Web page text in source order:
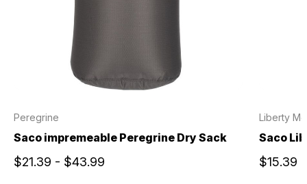
Peregrine
Saco impremeable Peregrine Dry Sack
$21.39 - $43.99
Liberty
Saco
$15.39